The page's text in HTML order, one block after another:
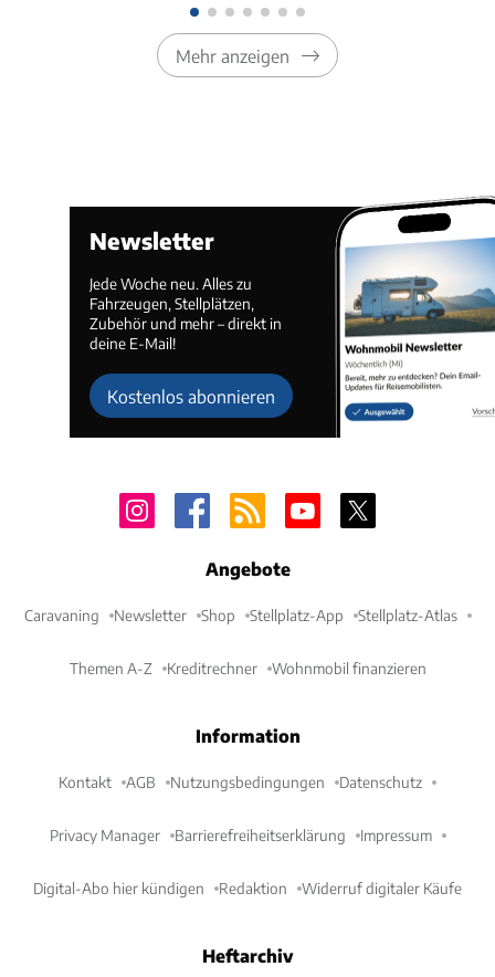
Mehr anzeigen
Newsletter
Jede Woche neu. Alles zu
Fahrzeugen, Stellplätzen,
Zubehör und mehr – direkt in
deine E-Mail!
Kostenlos abonnieren
Angebote
Caravaning Newsletter Shop Stellplatz-App Stellplatz-Atlas
Themen A-Z Kreditrechner Wohnmobil finanzieren
Information
Kontakt AGB Nutzungsbedingungen Datenschutz
Privacy Manager Barrierefreiheitserklärung Impressum
Digital-Abo hier kündigen Redaktion Widerruf digitaler Käufe
Heftarchiv